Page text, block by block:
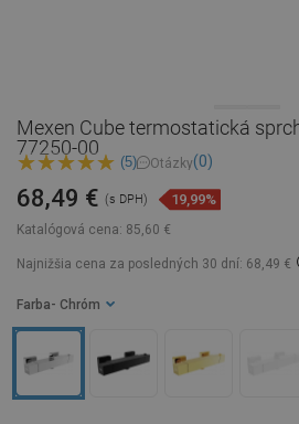
Mexen Cube termostatická
77250-00
(5) Otázky(0)
Katalógová cena: 85,60 €
68,49 € (s DPH) 19,99%
Najnižšia cena za posledných 30 dní: 68,49 €
Farba - Chróm